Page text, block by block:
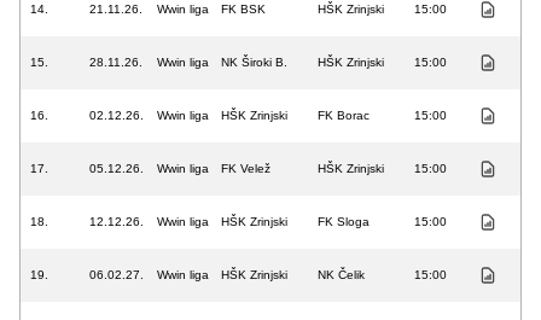
14. 21.11.26. Wwin liga FK BSK HŠK Zrinjski 15:00
15. 28.11.26. Wwin liga NK Široki B. HŠK Zrinjski 15:00
16. 02.12.26. Wwin liga HŠK Zrinjski FK Borac 15:00
17. 05.12.26. Wwin liga FK Velež HŠK Zrinjski 15:00
18. 12.12.26. Wwin liga HŠK Zrinjski FK Sloga 15:00
19. 06.02.27. Wwin liga HŠK Zrinjski NK Čelik 15:00